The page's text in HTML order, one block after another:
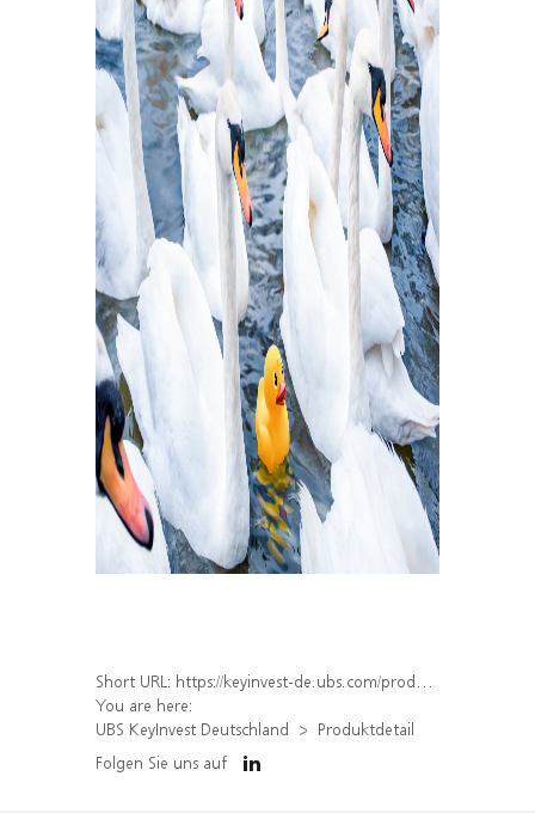
Short URL: https://keyinvest-de.ubs.com/produkt/detail/index/isin/DE000WA8S800
You are here:
UBS KeyInvest Deutschland
Produktdetail
Folgen Sie uns auf